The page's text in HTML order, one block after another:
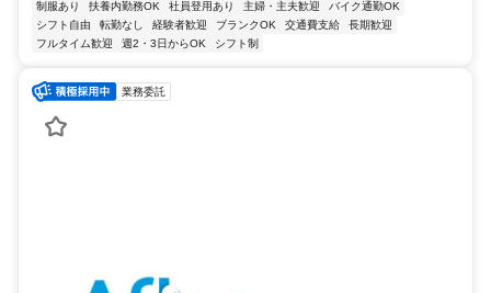
制服あり 扶養内勤務OK 社員登用あり 主婦・主夫歓迎
バイク通勤OK
シフト自由
転勤なし 経験者歓迎 ブランクOK 交通費支給
長期歓迎
フルタイム歓迎
週2・3日からOK シフト制
業務委託